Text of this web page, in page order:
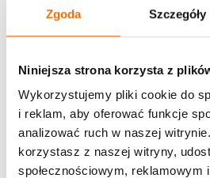
Zgoda Szczegóły
Niniejsza strona korzysta z
Wykorzystujemy pliki cookie do
i reklam, aby oferować funkcje
analizować ruch w naszej
korzystasz z naszej witryny,
społecznościowym, reklamowym